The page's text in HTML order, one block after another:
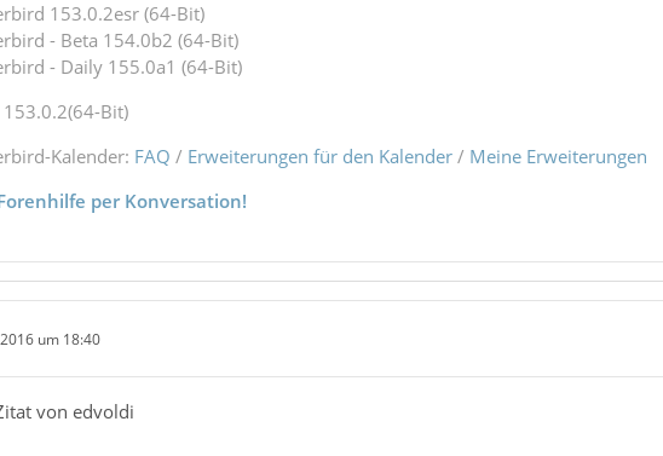
153.0.2esr (64-Bit)
- Beta 154.0b2 (64-Bit)
- Daily 155.0a1 (64-Bit)
Bit)
Kalender: FAQ / Erweiterungen für den Kalender/ Meine Erweiterungen
per Konversation!
um 18:40
von edvoldi